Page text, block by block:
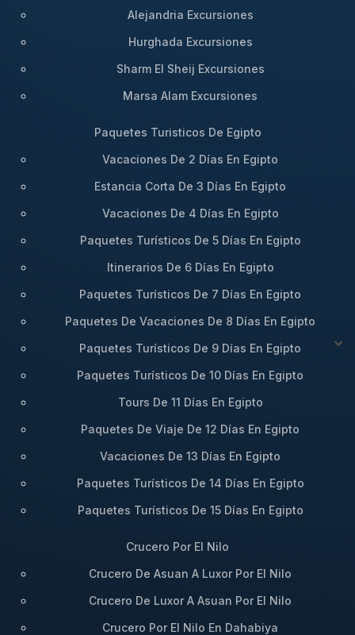
con nuestro equipo de asesores en Bastet Travel.
Nos encargaremos de todos los detalles, desde los
excursiones opcionales, como el
Crucero de Luxor
a Asuán por el Niloo la ruta inversa delCrucero de
Asuán a Luxor por el Nilo. Para los más aventureros
que desean extender la magia, también podemos
Crucero por el Nilo en el lago Nasser
. No deje
pasar la oportunidad de vivir este sueño
musical.Consulte ahora por WhatsApp y
déjenos guiarle hacia la travesía de su vida.
Viajes Disponibles en el Crucero
por el Nilo con Concerto Crucero
Descubra a continuación las rutas disponibles para
embarcar en elConcerto Crucero Nilo. Cada viaje
las visitas guiadas a los templos principales.
Salida desde Luxor, navegación por Esna,
visita a Edfu y Kom Ombo, llegada a Asuán.
Alejandria Excursiones
Hurghada Excursiones
Sharm El Sheij Excursiones
Marsa Alam Excursiones
Paquetes Turisticos De Egipto
Vacaciones De 2 Días En Egipto
Estancia Corta De 3 Días En Egipto
Vacaciones De 4 Días En Egipto
Paquetes Turísticos De 5 Días En Egipto
Itinerarios De 6 Días En Egipto
Paquetes Turísticos De 7 Días En Egipto
Paquetes De Vacaciones De 8 Días En Egipto
Paquetes Turísticos De 9 Días En Egipto
Paquetes Turísticos De 10 Días En Egipto
Tours De 11 Días En Egipto
Paquetes De Viaje De 12 Días En Egipto
Vacaciones De 13 Días En Egipto
Paquetes Turísticos De 14 Días En Egipto
Paquetes Turísticos De 15 Días En Egipto
Crucero Por El Nilo
Crucero De Asuan A Luxor Por El Nilo
Crucero De Luxor A Asuan Por El Nilo
Crucero Por El Nilo En Dahabiya